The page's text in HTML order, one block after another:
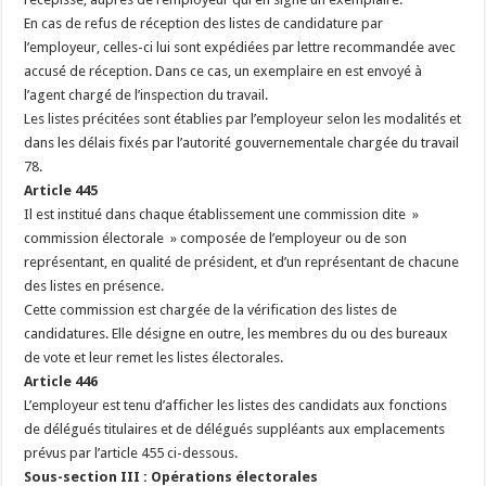
En cas de refus de réception des listes de candidature par
l’employeur, celles-ci lui sont expédiées par lettre recommandée avec
accusé de réception. Dans ce cas, un exemplaire en est envoyé à
l’agent chargé de l’inspection du travail.
Les listes précitées sont établies par l’employeur selon les modalités et
dans les délais fixés par l’autorité gouvernementale chargée du travail
78.
Article 445
Il est institué dans chaque établissement une commission dite »
commission électorale » composée de l’employeur ou de son
représentant, en qualité de président, et d’un représentant de chacune
des listes en présence.
Cette commission est chargée de la vérification des listes de
candidatures. Elle désigne en outre, les membres du ou des bureaux
de vote et leur remet les listes électorales.
Article 446
L’employeur est tenu d’afficher les listes des candidats aux fonctions
de délégués titulaires et de délégués suppléants aux emplacements
prévus par l’article 455 ci-dessous.
Sous-section III : Opérations électorales